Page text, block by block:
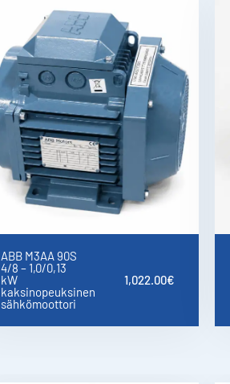
Sähkömatti Oy toteuttaa
ja teollisuuskohteisiin – aina
sähköasennukset ja
Asennamme ja huollamme
ABB M3AA 90S
4/8 – 1,0/0,13
kW
kaksinopeuksinen
sähkömoottori
1,022.00€